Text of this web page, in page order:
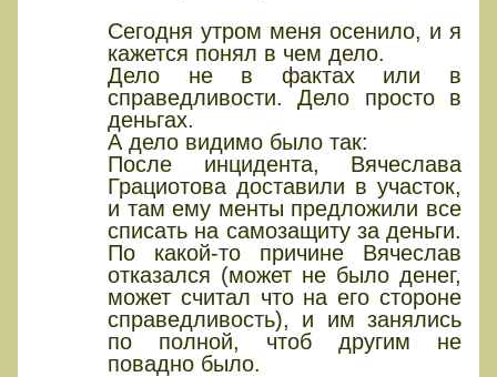
Сегодня утром меня осенило, и я
кажется понял в чем дело.
Дело не в фактах или в
справедливости. Дело просто в
деньгах.
А дело видимо было так:
После инцидента, Вячеслава
Грациотова доставили в участок,
и там ему менты предложили все
списать на самозащиту за деньги.
По какой-то причине Вячеслав
отказался (может не было денег,
может считал что на его стороне
справедливость), и им занялись
по полной, чтоб другим не
повадно было.